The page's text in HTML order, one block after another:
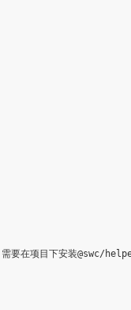
要在项目下安装@swc/